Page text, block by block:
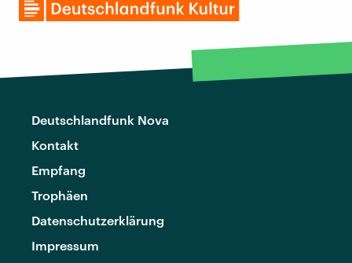
Deutschlandfunk Nova
Kontakt
Empfang
Trophäen
Datenschutzerklärung
Impressum